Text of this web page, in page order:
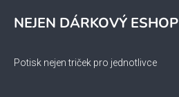
NEJEN DÁRKOVÝ ESHOP
Potisk nejen triček pro jednotlivce